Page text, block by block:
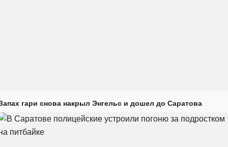
гари снова накрыл Энгельс и дошел до Саратова